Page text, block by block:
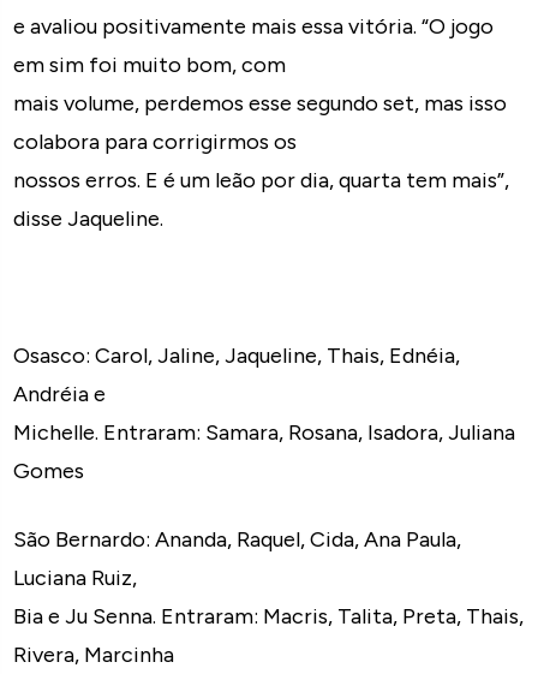
e avaliou positivamente mais essa vitória. “O jogo
em sim foi muito bom, com
mais volume, perdemos esse segundo set, mas isso
colabora para corrigirmos os
nossos erros. E é um leão por dia, quarta tem mais”,
disse Jaqueline.
Osasco: Carol, Jaline, Jaqueline, Thais, Ednéia,
Andréia e
Michelle. Entraram: Samara, Rosana, Isadora, Juliana
Gomes
São Bernardo: Ananda, Raquel, Cida, Ana Paula,
Luciana Ruiz,
Bia e Ju Senna. Entraram: Macris, Talita, Preta, Thais,
Rivera, Marcinha